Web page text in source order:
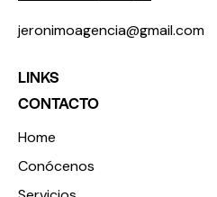
jeronimoagencia@gmail.com
LINKS
CONTACTO
Home
Conócenos